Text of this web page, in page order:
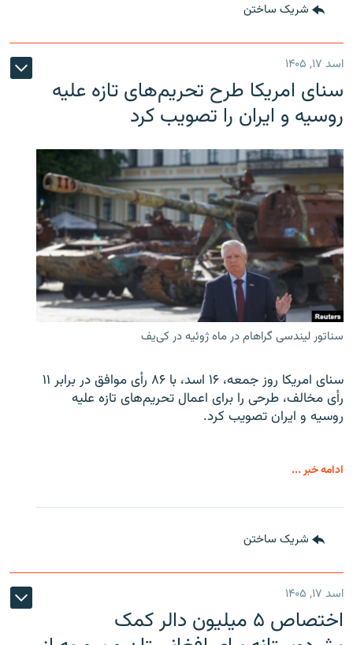
شریک ساختن
اسد ۱۷, ۱۴۰۵
سنای امریکا طرح تحریم‌های تازه علیه
روسیه و ایران را تصویب کرد
سناتور لیندسی گراهام در ماه ژوئیه در کی‌یف
سنای امریکا روز جمعه، ۱۶ اسد، با ۸۶ رأی موافق در برابر ۱۱
رأی مخالف، طرحی را برای اعمال تحریم‌های تازه علیه
روسیه و ایران تصویب کرد.
ادامه خبر ...
شریک ساختن
اسد ۱۷, ۱۴۰۵
اختصاص ۵ میلیون دالر کمک